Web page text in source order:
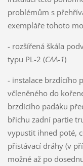
problémům s
exempláře tohoto
- rozšířená škála
typu PL-2 (CAA-1)
- instalace brzdícího
včleněného do
brzdícího padáku
břichu zadní partie
vypustit ihned poté,
přistávací dráhy (v
možné až po